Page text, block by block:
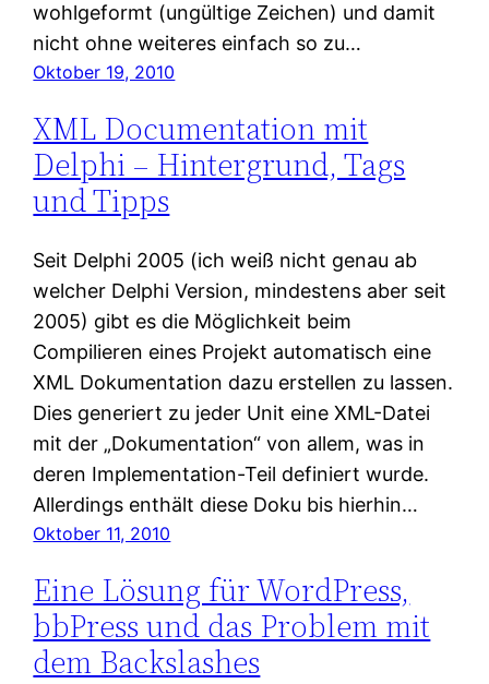
wohlgeformt (ungültige Zeichen) und damit
nicht ohne weiteres einfach so zu…
Oktober 19, 2010
XML Documentation mit
Delphi – Hintergrund, Tags
und Tipps
Seit Delphi 2005 (ich weiß nicht genau ab
welcher Delphi Version, mindestens aber seit
2005) gibt es die Möglichkeit beim
Compilieren eines Projekt automatisch eine
XML Dokumentation dazu erstellen zu lassen.
Dies generiert zu jeder Unit eine XML-Datei
mit der „Dokumentation“ von allem, was in
deren Implementation-Teil definiert wurde.
Allerdings enthält diese Doku bis hierhin…
Oktober 11, 2010
Eine Lösung für WordPress,
bbPress und das Problem mit
dem Backslashes